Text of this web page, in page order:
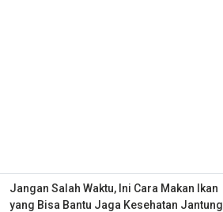
Jangan Salah Waktu, Ini Cara Makan Ikan
yang Bisa Bantu Jaga Kesehatan Jantung